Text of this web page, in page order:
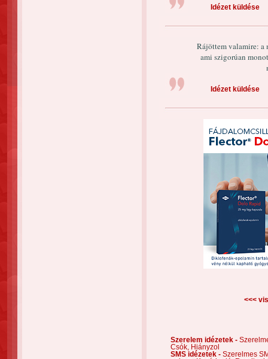
Idézet küldése
Rájöttem valamire: a
ami szigorúan
Idézet küldése
<<<
Szerelem idézetek -
Csók,
Hiányzol
SMS idézetek - Szerelmes